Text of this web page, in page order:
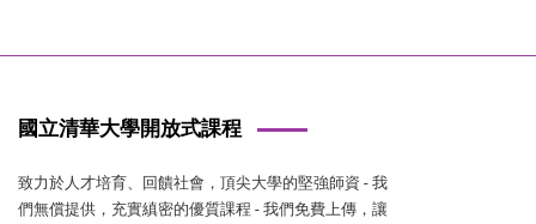
國立清華大學開放式課程
致力於人才培育、回饋社會，頂尖大學的堅強師資 - 我
們無償提供，充實縝密的優質課程 - 我們免費上傳，讓